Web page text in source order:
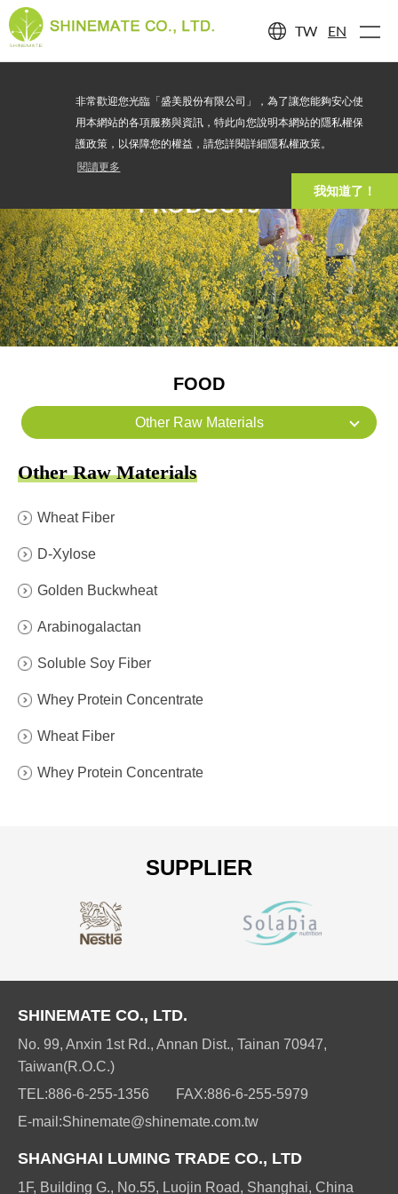
非常歡迎您光臨「盛美股份有限公司」，為了讓您能夠安心使
用本網站的各項服務與資訊，特此向您說明本網站的隱私權保
護政策，以保障您的權益，請您詳閱詳細隱私權政策。
閱讀更多
我知道了！
TW EN
PRODUCTS
FOOD
Other Raw Materials
Other Raw Materials
Wheat Fiber
D-Xylose
Golden Buckwheat
Arabinogalactan
Soluble Soy Fiber
Whey Protein Concentrate
Wheat Fiber
Whey Protein Concentrate
SUPPLIER
SHINEMATE CO., LTD.
No. 99, Anxin 1st Rd., Annan Dist., Tainan 70947,
Taiwan(R.O.C.)
TEL:886-6-255-1356 FAX:886-6-255-5979
E-mail:Shinemate@shinemate.com.tw
SHANGHAI LUMING TRADE CO., LTD
1F, Building G., No.55, Luojin Road, Shanghai, China